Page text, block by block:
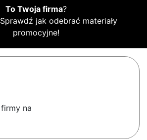
To Twoja firma?
Sprawdź jak odebrać materiały
promocyjne!
na